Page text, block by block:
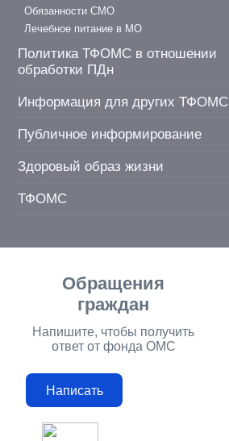
Обязанности СМО
Лечебное питание в МО
Политика ТФОМС в отношении
обработки ПДн
Информация для других ТФОМС
Публичное информирование
Здоровый образ жизни
ТФОМС
Обращения
граждан
Напишите, чтобы получить
ответ от фонда ОМС
Написать